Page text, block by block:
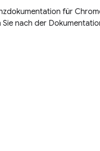
für
Sie nach der